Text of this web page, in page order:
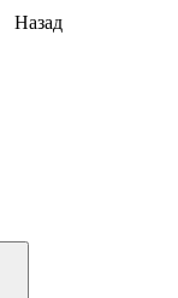
Назад